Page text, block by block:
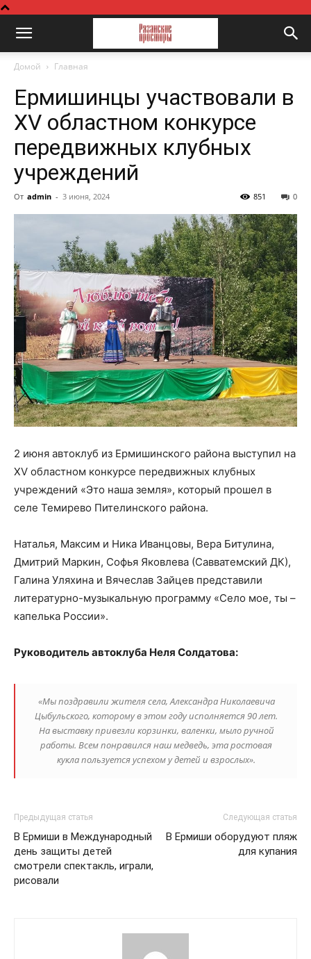
Домой Главная
Ермишинцы участвовали в
XV областном конкурсе
передвижных клубных
учреждений
От admin - 3 июня, 2024 0
851
2 июня автоклуб из Ермишинского района выступил на
XV областном конкурсе передвижных клубных
учреждений «Это наша земля», который прошел в
селе Темирево Пителинского района.
Наталья, Максим и Ника Иванцовы, Вера Битулина,
Дмитрий Маркин, Софья Яковлева (Савватемский ДК),
Галина Уляхина и Вячеслав Зайцев представили
литературно-музыкальную программу «Село мое, ты –
капелька России».
Руководитель автоклуба Неля Солдатова:
«Мы поздравили жителя села, Александра Николаевича
Цыбульского, которому в этом году исполняется 90 лет.
На выставку привезли корзинки, валенки, мыло ручной
работы. Всем понравился наш медведь, эта ростовая
кукла пользуется успехом у детей и взрослых».
Предыдущая статья
В Ермиши в Международный
день защиты детей
смотрели спектакль, играли,
рисовали
Следующая статья
В Ермиши оборудуют пляж
для купания